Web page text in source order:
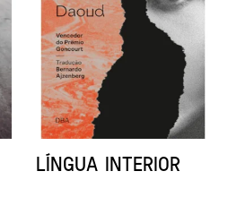
UCRÂNIA